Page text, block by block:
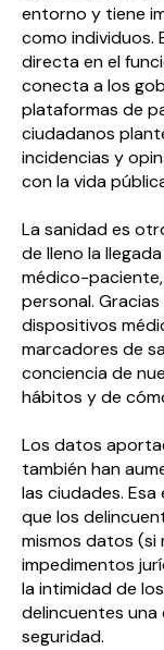
entorno y tiene
como individuos.
directa en el
conecta a los
plataformas de
ciudadanos
incidencias y
con la vida
La sanidad es
de lleno la
médico-
personal.
dispositivos
marcadores de
conciencia de
hábitos y de
Los datos
también han
las ciudades. Esa
que los
mismos datos (si
impedimentos
la intimidad de
delincuentes una
seguridad.